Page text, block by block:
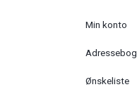
Min konto
Adressebog
Ønskeliste